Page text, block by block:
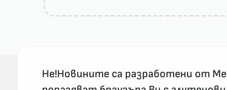
Не!Новините са разработени от